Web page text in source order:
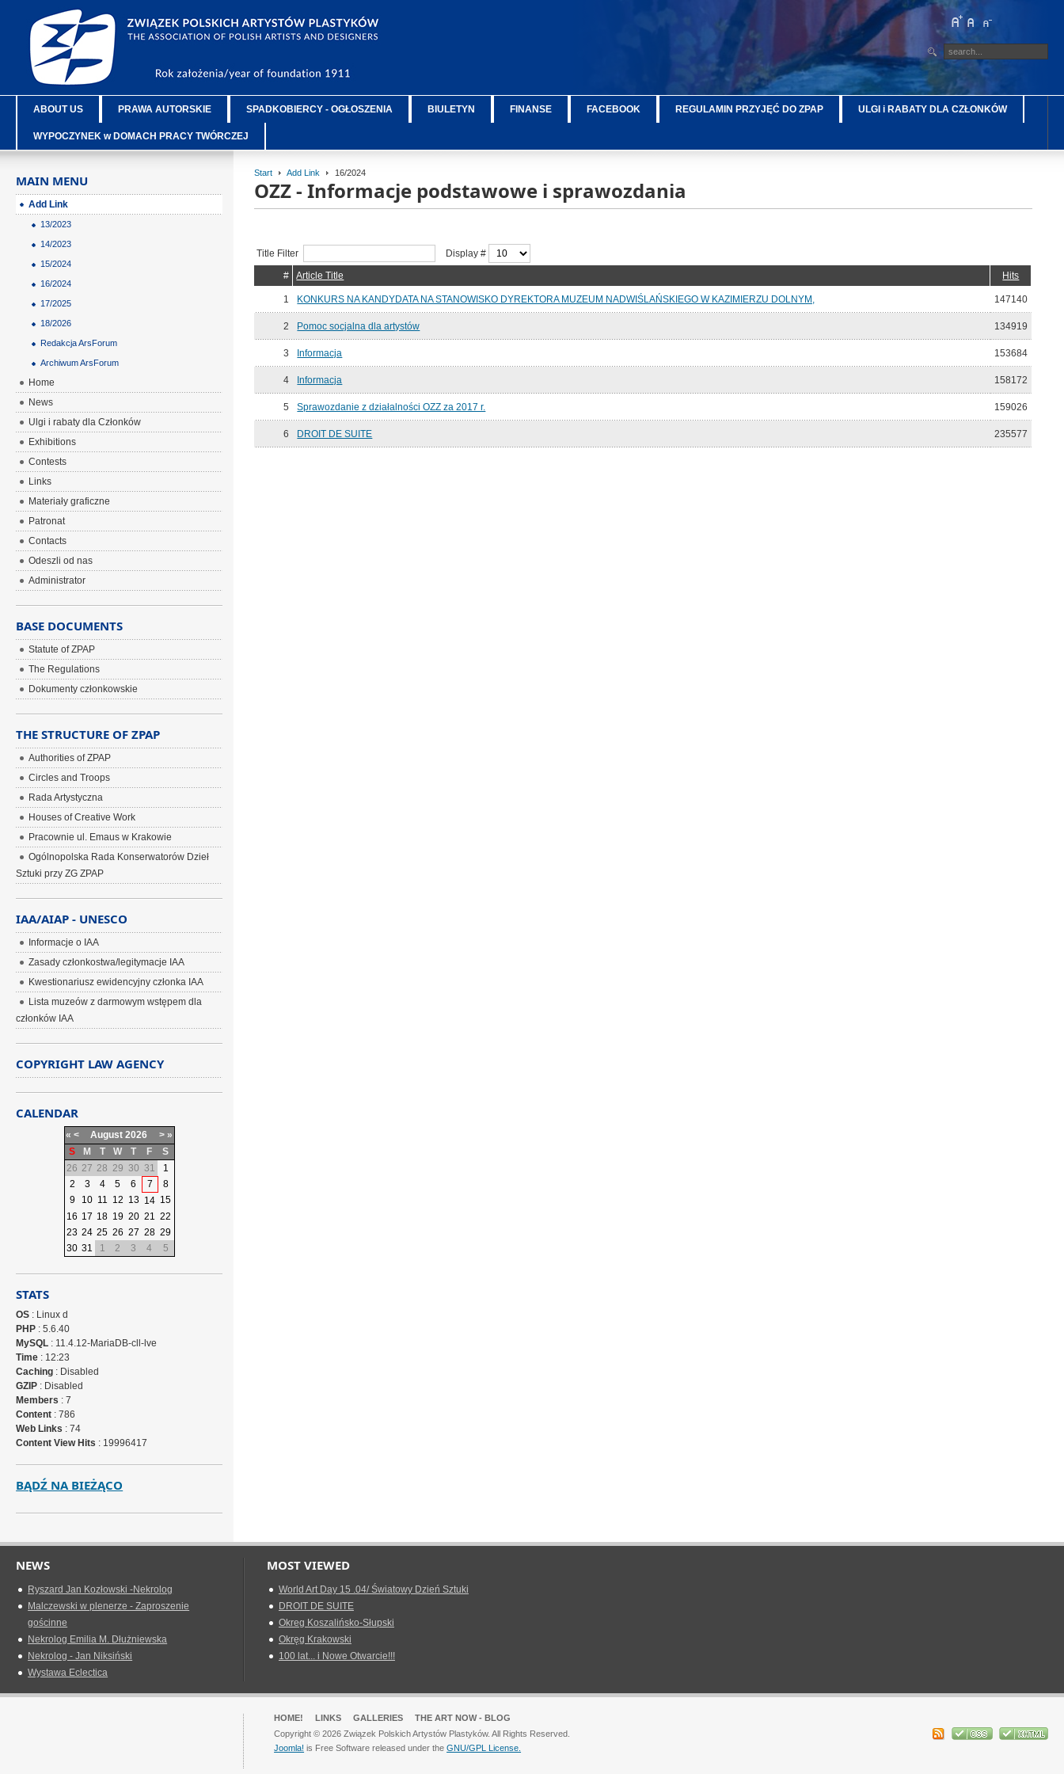
ABOUT US PRAWA AUTORSKIE SPADKOBIERCY - OGŁOSZENIA BIULETYN FINANSE FACEBOOK REGULAMIN PRZYJĘĆ DO ZPAP ULGI i RABATY DLA CZŁONKÓW
WYPOCZYNEK w DOMACH PRACY TWÓRCZEJ
Start Add Link 16/2024
OZZ - Informacje podstawowe i sprawozdania
Title Filter
Display #
#
Article Title Hits
1 KONKURS NA KANDYDATA NA STANOWISKO DYREKTORA MUZEUM NADWIŚLAŃSKIEGO W KAZIMIERZU DOLNYM, 147140
2 Pomoc socjalna dla artystów 134919
3 Informacja 153684
4 Informacja 158172
5 Sprawozdanie z działalności OZZ za 2017 r. 159026
6 DROIT DE SUITE 235577
MAIN MENU
Add Link
13/2023
14/2023
15/2024
16/2024
17/2025
18/2026
Redakcja ArsForum
Archiwum ArsForum
Home
News
Ulgi i rabaty dla Członków
Exhibitions
Contests
Links
Materiały graficzne
Patronat
Contacts
Odeszli od nas
Administrator
BASE DOCUMENTS
Statute of ZPAP
The Regulations
Dokumenty członkowskie
THE STRUCTURE OF ZPAP
Authorities of ZPAP
Circles and Troops
Rada Artystyczna
Houses of Creative Work
Pracownie ul. Emaus w Krakowie
Ogólnopolska Rada Konserwatorów Dzieł
Sztuki przy ZG ZPAP
IAA/AIAP - UNESCO
Informacje o IAA
Zasady członkostwa/legitymacje IAA
Kwestionariusz ewidencyjny członka IAA
Lista muzeów z darmowym wstępem dla
członków IAA
COPYRIGHT LAW AGENCY
CALENDAR
« < August 2026 > »
S
M T W T F
S
26 27 28 29 30 31
1
2
3 4 5 6 7
8
9
10 11 12 13 14 15
16 17 18 19 20 21 22
23 24 25 26 27 28 29
30 31 1 2 3 4 5
STATS
OS : Linux d
PHP : 5.6.40
MySQL : 11.4.12-MariaDB-cll-lve
Time : 12:23
Caching : Disabled
GZIP : Disabled
Members : 7
Content : 786
Web Links : 74
Content View Hits : 19996417
BĄDŹ NA BIEŻĄCO
NEWS
Ryszard Jan Kozłowski -Nekrolog
Malczewski w plenerze - Zaproszenie
gościnne
Nekrolog Emilia M. Dłużniewska
Nekrolog - Jan Niksiński
Wystawa Eclectica
MOST VIEWED
World Art Day 15 .04/ Światowy Dzień Sztuki
DROIT DE SUITE
Okreg Koszalińsko-Słupski
Okręg Krakowski
100 lat... i Nowe Otwarcie!!!
HOME! LINKS GALLERIES
THE ART NOW - BLOG
Copyright © 2026 Związek Polskich Artystów Plastyków. All Rights Reserved.
Joomla! is Free Software released under theGNU/GPL License.